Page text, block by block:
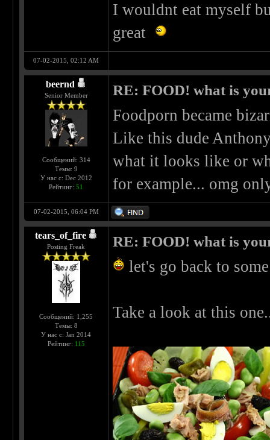
I wouldnt eat myself
great
07-02-2015, 02:12 AM
beernd
Senior Member
Сообщений: 314
Темы: 9
У нас с: Dec 2012
Рейтинг:51
RE: FOOD! what is
Foodporn became
Like this dude
what it looks like or
for example... omg
07-02-2015, 06:04 PM
tears_of_fire
Posting Freak
Сообщений: 1,255
Темы: 8
У нас с: Jan 2014
Рейтинг: 115
RE: FOOD! what is
let's go back to
Take a look at this